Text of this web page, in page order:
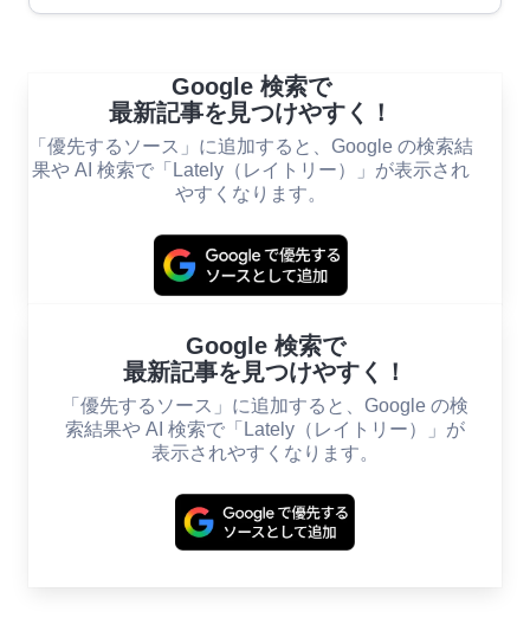
Google 検索で
最新記事を見つけやすく！
「優先するソース」に追加すると、Google の検索結
果や AI 検索で「Lately（レイトリー）」が表示され
やすくなります。
Google 検索で
最新記事を見つけやすく！
「優先するソース」に追加すると、Google の検
索結果や AI 検索で「Lately（レイトリー）」が
表示されやすくなります。